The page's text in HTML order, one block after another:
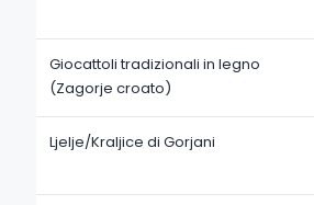
Giocattoli tradizionali in legno
(Zagorje croato)
Ljelje/Kraljice di Gorjani